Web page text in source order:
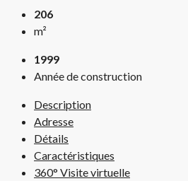
206
m²
1999
Année de construction
Description
Adresse
Détails
Caractéristiques
360° Visite virtuelle